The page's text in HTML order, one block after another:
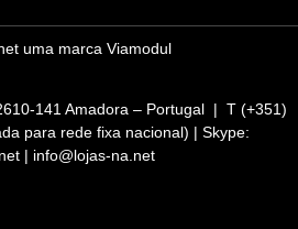
uma marca Viamodul
141 Amadora – Portugal | T (+351)
para rede fixa nacional) | Skype:
| info@lojas-na.net